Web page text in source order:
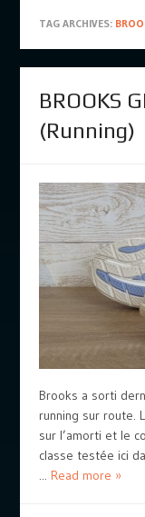
TAG ARCHIVES:
BROOKS
(Running)
Brooks a sorti
running sur route.
sur l’amorti et le
classe testée ici
... Read more »